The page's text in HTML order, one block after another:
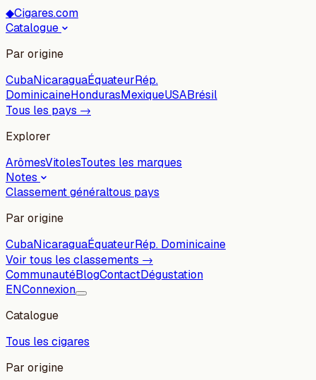
◆Cigares.com
Catalogue
Par origine
CubaNicaraguaÉquateurRép.
DominicaineHondurasMexiqueUSABrésil
Tous les pays →
Explorer
ArômesVitolesToutes les marques
Notes
Classement généraltous pays
Par origine
CubaNicaraguaÉquateurRép. Dominicaine
Voir tous les classements →
CommunautéBlogContactDégustation
ENConnexion
Catalogue
Tous les cigares
Par origine